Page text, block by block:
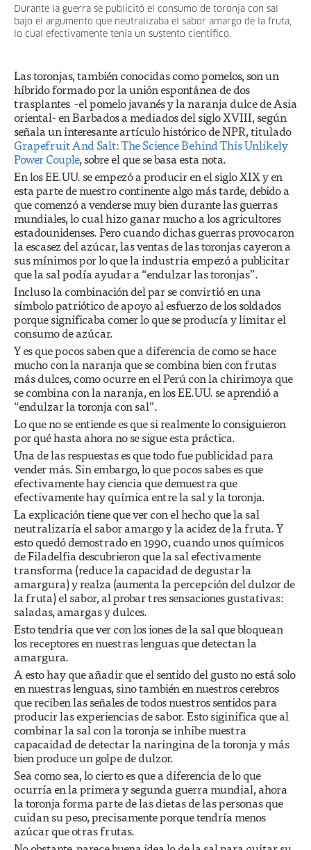
Durante la guerra se publicitó el consumo de toronja con sal
bajo el argumento que neutralizaba el sabor amargo de la fruta,
lo cual efectivamente tenía un sustento científico.
Las toronjas, también conocidas como pomelos, son un
híbrido formado por la unión espontánea de dos
trasplantes -el pomelo javanés y la naranja dulce de Asia
oriental- en Barbados a mediados del siglo XVIII, según
señala un interesante artículo histórico de NPR, titulado
Grapefruit And Salt: The Science Behind This Unlikely
Power Couple, sobre el que se basa esta nota.
En los EE.UU. se empezó a producir en el siglo XIX y en
esta parte de nuestro continente algo más tarde, debido a
que comenzó a venderse muy bien durante las guerras
mundiales, lo cual hizo ganar mucho a los agricultores
estadounidenses. Pero cuando dichas guerras provocaron
la escasez del azúcar, las ventas de las toronjas cayeron a
sus mínimos por lo que la industria empezó a publicitar
que la sal podía ayudar a “endulzar las toronjas”.
Incluso la combinación del par se convirtió en una
símbolo patriótico de apoyo al esfuerzo de los soldados
porque significaba comer lo que se producía y limitar el
consumo de azúcar.
Y es que pocos saben que a diferencia de como se hace
mucho con la naranja que se combina bien con frutas
más dulces, como ocurre en el Perú con la chirimoya que
se combina con la naranja, en los EE.UU. se aprendió a
“endulzar la toronja con sal”.
Lo que no se entiende es que si realmente lo consiguieron
por qué hasta ahora no se sigue esta práctica.
Una de las respuestas es que todo fue publicidad para
vender más. Sin embargo, lo que pocos sabes es que
efectivamente hay ciencia que demuestra que
efectivamente hay química entre la sal y la toronja.
La explicación tiene que ver con el hecho que la sal
neutralizaría el sabor amargo y la acidez de la fruta. Y
esto quedó demostrado en 1990, cuando unos químicos
de Filadelfia descubrieron que la sal efectivamente
transforma (reduce la capacidad de degustar la
amargura) y realza (aumenta la percepción del dulzor de
la fruta) el sabor, al probar tres sensaciones gustativas:
saladas, amargas y dulces.
Esto tendria que ver con los iones de la sal que bloquean
los receptores en nuestras lenguas que detectan la
amargura.
A esto hay que añadir que el sentido del gusto no está solo
en nuestras lenguas, sino también en nuestros cerebros
que reciben las señales de todos nuestros sentidos para
producir las experiencias de sabor. Esto siginifica que al
combinar la sal con la toronja se inhibe nuestra
capacaidad de detectar la naringina de la toronja y más
bien produce un golpe de dulzor.
Sea como sea, lo cierto es que a diferencia de lo que
ocurría en la primera y segunda guerra mundial, ahora
la toronja forma parte de las dietas de las personas que
cuidan su peso, precisamente porque tendría menos
azúcar que otras frutas.